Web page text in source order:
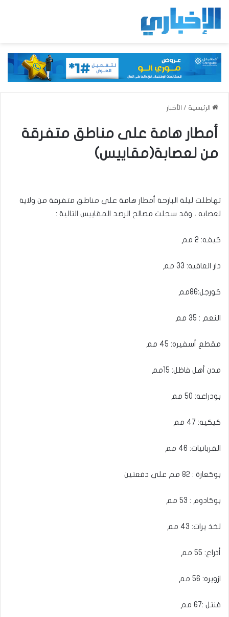
الرئيسية / الأخبار
أمطار هامة على مناطق متفرقة
من لعصابة(مقاييس)
تهاطلت ليلة البارحة أمطار هامة على مناطق متفرقة من ولاية
لعصابه ، وقد سجلت مصالح الرصد المقاييس التالية :
كيفه: 2 مم
دار العافيه: 33 مم
كورجل:86مم
النعم : 35 مم
مقطع أسفيره: 45 مم
مدن أهل فاظل: 15مم
بودراعه: 50 مم
كيكيه: 47 مم
القربانيات: 46 مم
بوكعارة : 82 مم على دفعتين
بوكادوم : 53 مم
لخذ يرات: 43 مم
أذراع: 55 مم
ازويره: 56 مم
فنتل :67 مم